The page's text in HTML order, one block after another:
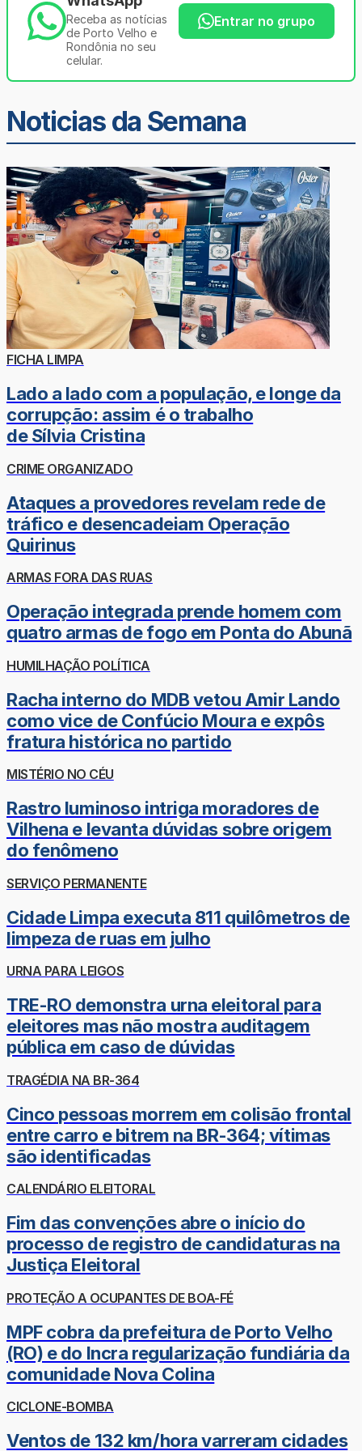
Receba as notícias
de Porto Velho e
Rondônia no seu
celular.
Entrar no grupo
Noticias da Semana
FICHA LIMPA
Lado a lado com a população, e longe da
corrupção: assim é o trabalho
de Sílvia Cristina
CRIME ORGANIZADO
Ataques a provedores revelam rede de
tráfico e desencadeiam Operação
Quirinus
ARMAS FORA DAS RUAS
Operação integrada prende homem com
quatro armas de fogo em Ponta do Abunã
HUMILHAÇÃO POLÍTICA
Racha interno do MDB vetou Amir Lando
como vice de Confúcio Moura e expôs
fratura histórica no partido
MISTÉRIO NO CÉU
Rastro luminoso intriga moradores de
Vilhena e levanta dúvidas sobre origem
do fenômeno
SERVIÇO PERMANENTE
Cidade Limpa executa 811 quilômetros de
limpeza de ruas em julho
URNA PARA LEIGOS
TRE-RO demonstra urna eleitoral para
eleitores mas não mostra auditagem
pública em caso de dúvidas
TRAGÉDIA NA BR-364
Cinco pessoas morrem em colisão frontal
entre carro e bitrem na BR-364; vítimas
são identificadas
CALENDÁRIO ELEITORAL
Fim das convenções abre o início do
processo de registro de candidaturas na
Justiça Eleitoral
PROTEÇÃO A OCUPANTES DE BOA-FÉ
MPF cobra da prefeitura de Porto Velho
(RO) e do Incra regularização fundiária da
comunidade Nova Colina
CICLONE-BOMBA
Ventos de 132 km/hora varreram cidades